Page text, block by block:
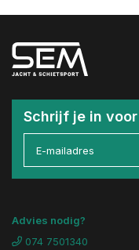
Schrijf je in
Advies nodig?
074 7501340